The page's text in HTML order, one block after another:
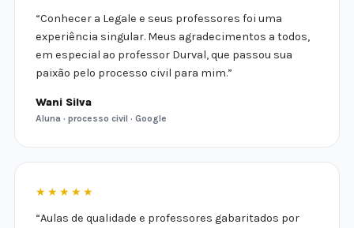
“Conhecer a Legale e seus professores foi uma
experiência singular. Meus agradecimentos a todos,
em especial ao professor Durval, que passou sua
paixão pelo processo civil para mim.”
Wani Silva
Aluna · processo civil · Google
★★★★★
“Aulas de qualidade e professores gabaritados por